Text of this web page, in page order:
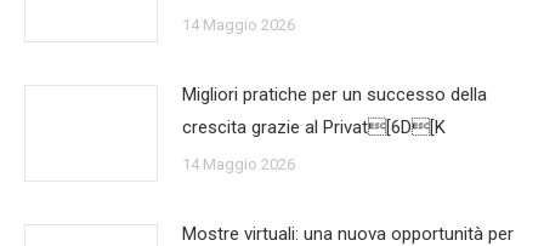
14 Maggio 2026
Migliori pratiche per un successo della
crescita grazie al Privat[6D[K
14 Maggio 2026
Mostre virtuali: una nuova opportunità per